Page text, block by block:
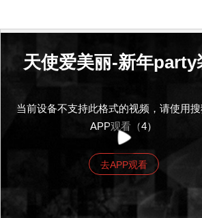
天使爱美丽-新年party
当前设备不支持此格式的视频，请使用
APP观看（4）
去APP观看